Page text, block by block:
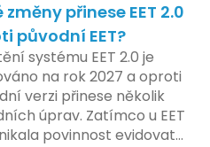
systému EET 2.0 do
s povinností prodejců
se do nového systému,
zvýšeného dohledu nad
pravidel.
co se občas zasekly, až
dotykové
co umí pomalu i kafe
A jedno vím jistě: legislativa
ale základní pravidlo
– pokladna musí šlapat
Jinak jsou problémy.
změny přinese EET 2.0
původní EET?
systému EET 2.0 je
na rok 2027 a oproti
verzi přinese několik
úprav. Zatímco u EET
povinnost evidovat